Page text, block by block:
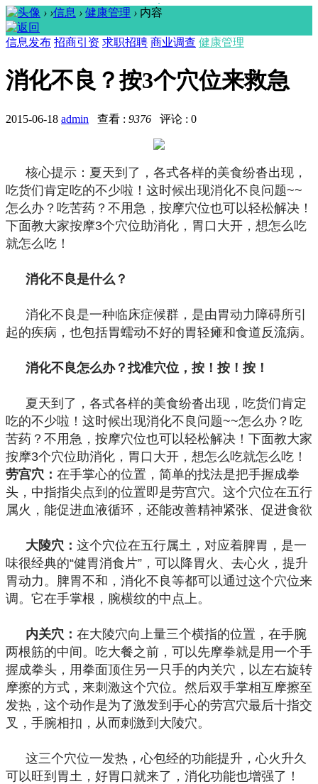
› ›信息 › 健康管理 › 内容
信息发布 招商引资 求职招聘 商业调查 健康管理
消化不良？按3个穴位来救急
2015-06-18 admin 查看 : 9376 评论 : 0
核心提示：夏天到了，各式各样的美食纷沓出现，
吃货们肯定吃的不少啦！这时候出现消化不良问题~~
怎么办？吃苦药？不用急，按摩穴位也可以轻松解决！
下面教大家按摩3个穴位助消化，胃口大开，想怎么吃
就怎么吃！
消化不良是什么？
消化不良是一种临床症候群，是由胃动力障碍所引
起的疾病，也包括胃蠕动不好的胃轻瘫和食道反流病。
消化不良怎么办？找准穴位，按！按！按！
夏天到了，各式各样的美食纷沓出现，吃货们肯定
吃的不少啦！这时候出现消化不良问题~~怎么办？吃
苦药？不用急，按摩穴位也可以轻松解决！下面教大家
按摩3个穴位助消化，胃口大开，想怎么吃就怎么吃！
劳宫穴： 在手掌心的位置，简单的找法是把手握成拳
头，中指指尖点到的位置即是劳宫穴。这个穴位在五行
属火，能促进血液循环，还能改善精神紧张、促进食欲
大陵穴： 这个穴位在五行属土，对应着脾胃，是一
味很经典的“健胃消食片”，可以降胃火、去心火，提升
胃动力。脾胃不和，消化不良等都可以通过这个穴位来
调。它在手掌根，腕横纹的中点上。
内关穴： 在大陵穴向上量三个横指的位置，在手腕
两根筋的中间。吃大餐之前，可以先摩拳就是用一个手
握成拳头，用拳面顶住另一只手的内关穴，以左右旋转
摩擦的方式，来刺激这个穴位。然后双手掌相互摩擦至
发热，这个动作是为了激发到手心的劳宫穴最后十指交
叉，手腕相扣，从而刺激到大陵穴。
这三个穴位一发热，心包经的功能提升，心火升久
可以旺到胃土，好胃口就来了，消化功能也增强了！